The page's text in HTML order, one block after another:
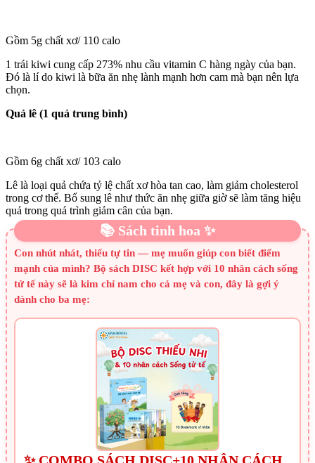
Gồm 5g chất xơ/ 110 calo
1 trái kiwi cung cấp 273% nhu cầu vitamin C hàng ngày của bạn.
Đó là lí do kiwi là bữa ăn nhẹ lành mạnh hơn cam mà bạn nên lựa
chọn.
Quả lê (1 quả trung bình)
Gồm 6g chất xơ/ 103 calo
Lê là loại quả chứa tỷ lệ chất xơ hòa tan cao, làm giảm cholesterol
trong cơ thể. Bổ sung lê như thức ăn nhẹ giữa giờ sẽ làm tăng hiệu
quả trong quá trình giảm cân của bạn.
📚 Sách tinh hoa ✨
Con nhút nhát, thiếu tự tin — mẹ muốn giúp con biết điểm
mạnh của mình? Bộ sách DISC kết hợp với 10 nhân cách sống
tử tế này sẽ là kim chỉ nam cho cả mẹ và con, đây là gợi ý
dành cho ba mẹ: